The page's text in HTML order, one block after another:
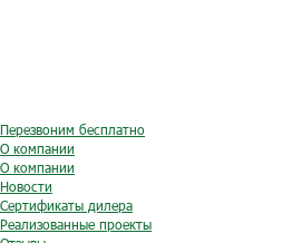
Перезвоним бесплатно
О компании
О компании
Новости
Сертификаты дилера
Реализованные проекты